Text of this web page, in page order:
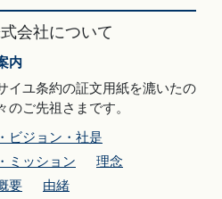
会社について
内
イユ条約の証文用紙を漉いたの
のご先祖さまです。
ビジョン・社是
ミッション
理念
要
由緒